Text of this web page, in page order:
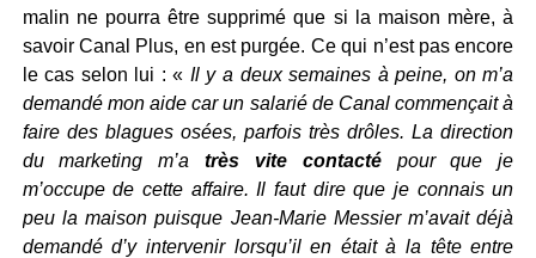
malin ne pourra être supprimé que si la maison mère, à
savoir Canal Plus, en est purgée. Ce qui n’est pas encore
le cas selon lui : « Il y a deux semaines à peine, on m’a
demandé mon aide car un salarié de Canal commençait à
faire des blagues osées, parfois très drôles. La direction
du marketing m’atrès vite contactépour que je
m’occupe de cette affaire. Il faut dire que je connais un
peu la maison puisque Jean-Marie Messier m’avait déjà
demandé d’y intervenir lorsqu’il en était à la tête entre